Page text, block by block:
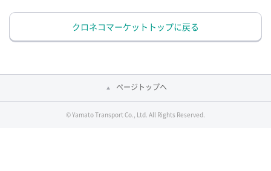
クロネコマーケットトップに戻る
ページトップへ
© Yamato Transport Co., Ltd. All Rights Reserved.